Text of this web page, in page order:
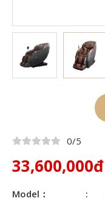
0/5
33,600,000đ
Model：